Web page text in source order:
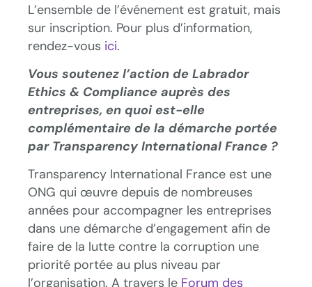
L’ensemble de l’événement est gratuit, mais
sur inscription. Pour plus d’information,
rendez-vous ici.
Vous soutenez l’action de Labrador
Ethics & Compliance auprès des
entreprises, en quoi est-elle
complémentaire de la démarche portée
par Transparency International France ?
Transparency International France est une
ONG qui œuvre depuis de nombreuses
années pour accompagner les entreprises
dans une démarche d’engagement afin de
faire de la lutte contre la corruption une
priorité portée au plus niveau par
l’organisation. A travers le Forum des